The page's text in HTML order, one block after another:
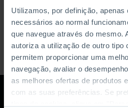
Utilizamos, por definição, apenas
necessários ao normal
que navegue através do mesmo.
autoriza a utilização de outro tipo
permitem proporcionar uma
navegação, avaliar o
as melhores ofertas de produtos
com as suas preferências. Se